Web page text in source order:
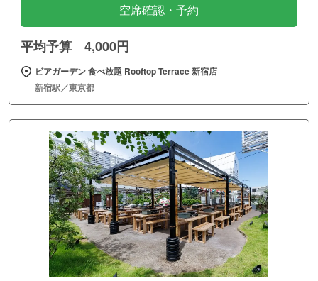
空席確認・予約
平均予算 4,000円
ビアガーデン 食べ放題 Rooftop Terrace 新宿店
新宿駅／東京都